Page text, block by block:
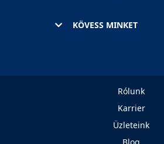
KÖVESS MINKET
Rólunk
Karrier
Üzleteink